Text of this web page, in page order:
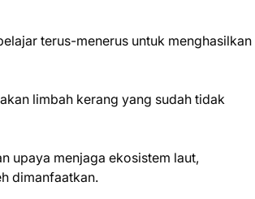
terus-menerus untuk menghasilkan
limbah kerang yang sudah tidak
upaya menjaga ekosistem laut,
dimanfaatkan.